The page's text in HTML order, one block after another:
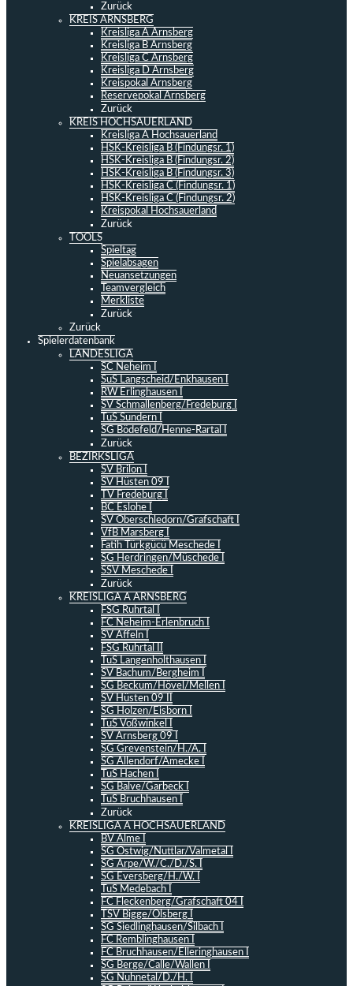
Zurück
KREIS ARNSBERG
Kreisliga A Arnsberg
Kreisliga B Arnsberg
Kreisliga C Arnsberg
Kreisliga D Arnsberg
Kreispokal Arnsberg
Reservepokal Arnsberg
Zurück
KREIS HOCHSAUERLAND
Kreisliga A Hochsauerland
HSK-Kreisliga B (Findungsr. 1)
HSK-Kreisliga B (Findungsr. 2)
HSK-Kreisliga B (Findungsr. 3)
HSK-Kreisliga C (Findungsr. 1)
HSK-Kreisliga C (Findungsr. 2)
Kreispokal Hochsauerland
Zurück
TOOLS
Spieltag
Spielabsagen
Neuansetzungen
Teamvergleich
Merkliste
Zurück
Zurück
Spielerdatenbank
LANDESLIGA
SC Neheim I
SuS Langscheid/Enkhausen I
RW Erlinghausen I
SV Schmallenberg/Fredeburg I
TuS Sundern I
SG Bödefeld/Henne-Rartal I
Zurück
BEZIRKSLIGA
SV Brilon I
SV Hüsten 09 I
TV Fredeburg I
BC Eslohe I
SV Oberschledorn/Grafschaft I
VfB Marsberg I
Fatih Türkgücü Meschede I
SG Herdringen/Müschede I
SSV Meschede I
Zurück
KREISLIGA A ARNSBERG
FSG Ruhrtal I
FC Neheim-Erlenbruch I
SV Affeln I
FSG Ruhrtal II
TuS Langenholthausen I
SV Bachum/Bergheim I
SG Beckum/Hövel/Mellen I
SV Hüsten 09 II
SG Holzen/Eisborn I
TuS Voßwinkel I
SV Arnsberg 09 I
SG Grevenstein/H./A. I
SG Allendorf/Amecke I
TuS Hachen I
SG Balve/Garbeck I
TuS Bruchhausen I
Zurück
KREISLIGA A HOCHSAUERLAND
BV Alme I
SG Ostwig/Nuttlar/Valmetal I
SG Arpe/W./C./D./S. I
SG Eversberg/H./W. I
TuS Medebach I
FC Fleckenberg/Grafschaft 04 I
TSV Bigge/Olsberg I
SG Siedlinghausen/Silbach I
FC Remblinghausen I
FC Bruchhausen/Elleringhausen I
SG Berge/Calle/Wallen I
SG Nuhnetal/D./H. I